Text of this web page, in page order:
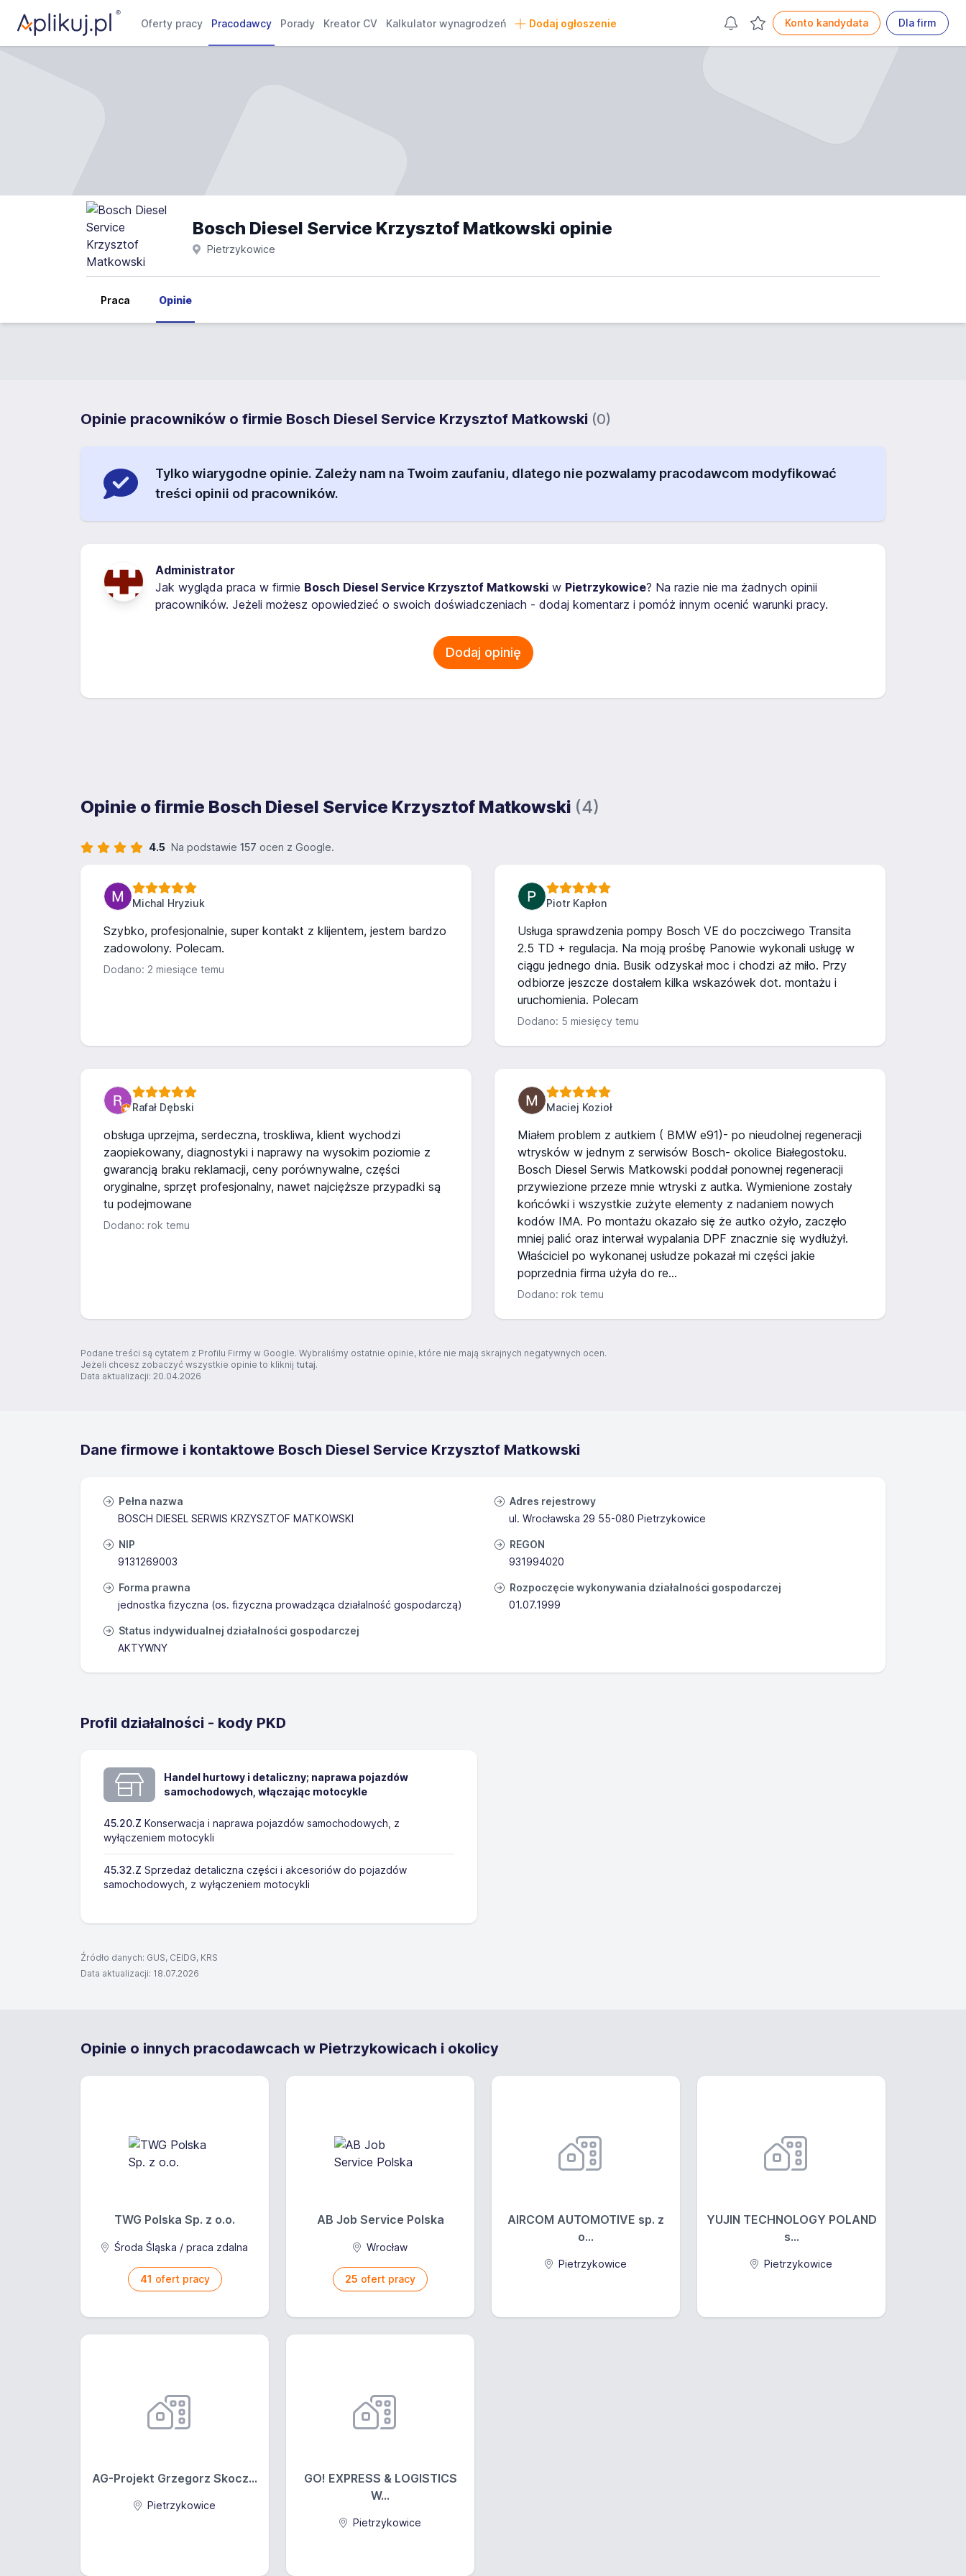
Oferty pracy Pracodawcy Porady Kreator CV Kalkulator wynagrodzeń Dodaj ogłoszenie Konto kandydata Dla firm
Bosch Diesel Service Krzysztof Matkowski opinie
Pietrzykowice
Praca Opinie
Opinie pracowników o firmie Bosch Diesel Service Krzysztof Matkowski (0)
Tylko wiarygodne opinie. Zależy nam na Twoim zaufaniu, dlatego nie pozwalamy pracodawcom modyfikować
treści opinii od pracowników.
Administrator
Jak wygląda praca w firmie Bosch Diesel Service Krzysztof Matkowski w Pietrzykowice? Na razie nie ma żadnych opinii
pracowników. Jeżeli możesz opowiedzieć o swoich doświadczeniach - dodaj komentarz i pomóż innym ocenić warunki pracy.
Dodaj opinię
Opinie o firmie Bosch Diesel Service Krzysztof Matkowski (4)
4.5 Na podstawie 157 ocen z Google.
Michal Hryziuk
Szybko, profesjonalnie, super kontakt z klijentem, jestem bardzo
zadowolony. Polecam.
Dodano: 2 miesiące temu
Piotr Kapłon
Usługa sprawdzenia pompy Bosch VE do poczciwego Transita
2.5 TD + regulacja. Na moją prośbę Panowie wykonali usługę w
ciągu jednego dnia. Busik odzyskał moc i chodzi aż miło. Przy
odbiorze jeszcze dostałem kilka wskazówek dot. montażu i
uruchomienia. Polecam
Dodano: 5 miesięcy temu
Rafał Dębski
obsługa uprzejma, serdeczna, troskliwa, klient wychodzi
zaopiekowany, diagnostyki i naprawy na wysokim poziomie z
gwarancją braku reklamacji, ceny porównywalne, części
oryginalne, sprzęt profesjonalny, nawet najcięższe przypadki są
tu podejmowane
Dodano: rok temu
Maciej Kozioł
Miałem problem z autkiem ( BMW e91)- po nieudolnej regeneracji
wtrysków w jednym z serwisów Bosch- okolice Białegostoku.
Bosch Diesel Serwis Matkowski poddał ponownej regeneracji
przywiezione przeze mnie wtryski z autka. Wymienione zostały
końcówki i wszystkie zużyte elementy z nadaniem nowych
kodów IMA. Po montażu okazało się że autko ożyło, zaczęło
mniej palić oraz interwał wypalania DPF znacznie się wydłużył.
Właściciel po wykonanej usłudze pokazał mi części jakie
poprzednia firma użyła do re...
Dodano: rok temu
Podane treści są cytatem z Profilu Firmy w Google. Wybraliśmy ostatnie opinie, które nie mają skrajnych negatywnych ocen.
Jeżeli chcesz zobaczyć wszystkie opinie to kliknij tutaj.
Data aktualizacji: 20.04.2026
Dane firmowe i kontaktowe Bosch Diesel Service Krzysztof Matkowski
Pełna nazwa
BOSCH DIESEL SERWIS KRZYSZTOF MATKOWSKI
Adres rejestrowy
ul. Wrocławska 29 55-080 Pietrzykowice
NIP
9131269003
REGON
931994020
Forma prawna
jednostka fizyczna (os. fizyczna prowadząca działalność gospodarczą)
Rozpoczęcie wykonywania działalności gospodarczej
01.07.1999
Status indywidualnej działalności gospodarczej
AKTYWNY
Profil działalności - kody PKD
Handel hurtowy i detaliczny; naprawa pojazdów
samochodowych, włączając motocykle
45.20.Z Konserwacja i naprawa pojazdów samochodowych, z
wyłączeniem motocykli
45.32.Z Sprzedaż detaliczna części i akcesoriów do pojazdów
samochodowych, z wyłączeniem motocykli
Źródło danych: GUS, CEIDG, KRS
Data aktualizacji: 18.07.2026
Opinie o innych pracodawcach w Pietrzykowicach i okolicy
TWG Polska Sp. z o.o.
Środa Śląska / praca zdalna
41 ofert pracy
AB Job Service Polska
Wrocław
25 ofert pracy
AIRCOM AUTOMOTIVE sp. z
o...
Pietrzykowice
YUJIN TECHNOLOGY POLAND
s...
Pietrzykowice
AG-Projekt Grzegorz Skocz...
Pietrzykowice
GO! EXPRESS & LOGISTICS
W...
Pietrzykowice